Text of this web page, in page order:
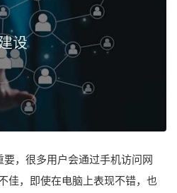
，很多用户会通过手机访问网
佳，即使在电脑上表现不错，也